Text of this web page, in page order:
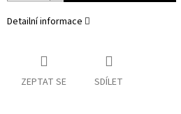
Detailní informace
ZEPTAT SE SDÍLET